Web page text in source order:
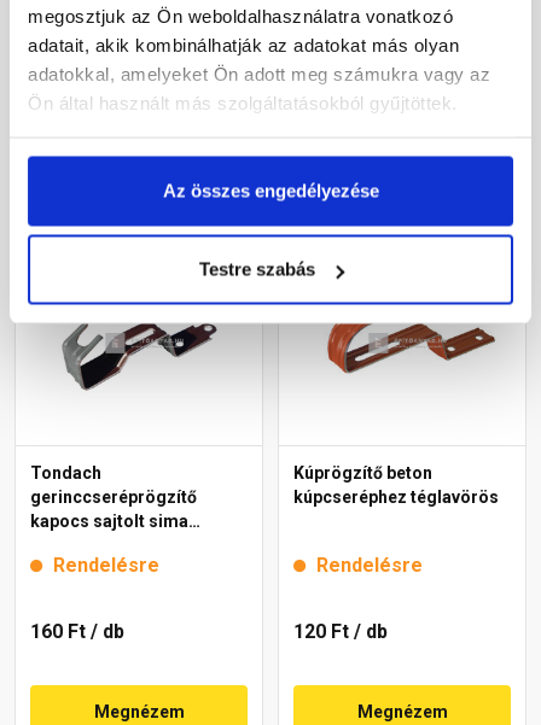
megosztjuk az Ön weboldalhasználatra vonatkozó
adatait, akik kombinálhatják az adatokat más olyan
adatokkal, amelyeket Ön adott meg számukra vagy az
Ön által használt más szolgáltatásokból gyűjtöttek.
Az összes engedélyezése
Testre szabás
Rendelésre
155 Ft/ db
Megnézem
Rendelésre
580 Ft/ db
Megnézem
Tondach
gerinccseréprögzítő
kapocs sajtolt sima
Rendelésre
160 Ft / db
Megnézem
Kúprögzítő beton
kúpcseréphez téglavörös
Rendelésre
120 Ft / db
Megnézem